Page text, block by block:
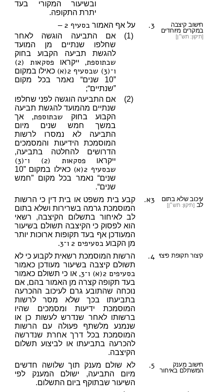
ובשיעור המקורי בעד
יתרת התקופה.
3.
חישוב קיצבה
במקרים מיוחדים
[תיקון: תש״ן]
על אף האמור בסעיף 2
–
(1)
אם התביעה הוגשה לאחר
שחלפו שנתיים מן המועד
להגשת תביעה הקבוע בחוק
שבתוספת, ייקראו
פסקאות (2)
ו־(3) שבסעיף 2(א)
כאילו במקום
”10 שנים“ נאמר בכל מקום
”שנתיים“;
(2)
אם התביעה הוגשה לפני שחלפו
שנתיים מהמועד להגשת תביעה
הקבוע בחוק שבתוספת, אך
במשך חמש שנים מיום
התביעה לא נמסרו לרשות
המוסמכת הידיעות והמסמכים
הדרושים להחלטה בתביעה,
ייקראו
פסקאות (2) ו־(3)
שבסעיף 2(א)
כאילו במקום ”10
שנים“ נאמר בכל מקום ”חמש
שנים“.
3א.
עיכוב שלא בתום
לב[תיקון: תש״ן]
קבע בית משפט או בית דין כי הרשות
המוסמכת גרמה בשרירות ושלא בתום
לב לאיחור בתשלום הקיצבה, רשאי
הוא לפסוק כי הקיצבה תשולם בשיעור
המעודכן אף בעד תקופות ארוכות יותר
מן הקבוע בסעיפים 2 ו־3 .
4. קיצור תקופת פיצוי
הרשות המוסמכת רשאית לקבוע כי לא
תשולם קיצבה בשיעור מעודכן כאמור
בסעיפים 2(א) ו־3 , או כי תשולם כאמור
בעד תקופה קצרה מן האמור בהם, אם
נוכחה שהתובע גרם לעיכוב ההכרעה
בתביעתו בכך שלא מסר לרשות
המוסמכת ידיעות ומסמכים שהיו
ברשותו לאחר שנדרש לעשות כן או
שנמנע מלשתף פעולה עם הרשות
המוסמכת בכל דרך אחרת שנדרשה
להכרעה בתביעתו או לביצוע תשלום
הקיצבה.
5.
חישוב מענק
המשתלם באיחור
לא שולם מענק תוך שלושה חדשים
מיום התביעה, ישולם המענק לפי
השיעור שבתוקף ביום התשלום.